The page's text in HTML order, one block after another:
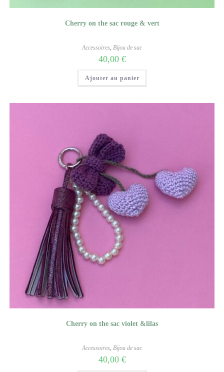
Cherry on the sac rouge & vert
Accessoires, Bijou de sac
40,00 €
Ajouter au panier
Cherry on the sac violet &lilas
Accessoires, Bijou de sac
40,00 €